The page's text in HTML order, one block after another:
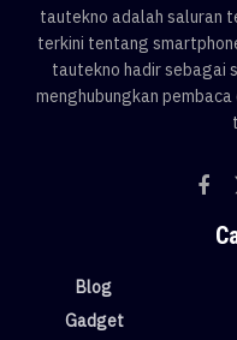
tautekno adalah saluran
terkini tentang
tautekno hadir sebagai
menghubungkan
Blog
Gadget